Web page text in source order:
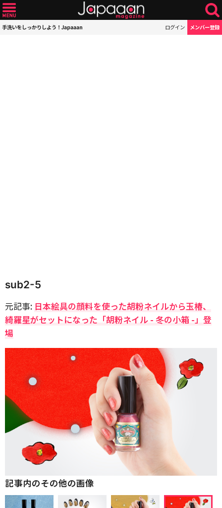
手洗いをしっかりしよう！Japaaan ログイン メンバー登録
sub2-5
元記事: 日本絵具の顔料を使った胡粉ネイルから玉椿、
綺羅星がセットになった「胡粉ネイル - 冬の小箱 -」登
場
記事内のその他の画像